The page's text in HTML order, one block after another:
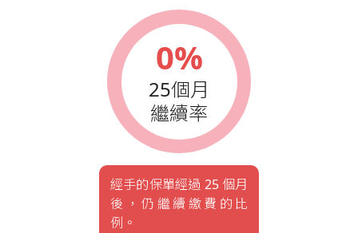
0%
25個月
繼續率
經手的保單經過 25 個月
後，仍繼續繳費的比
例。